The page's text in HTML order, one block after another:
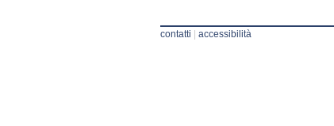
contatti accessibilità